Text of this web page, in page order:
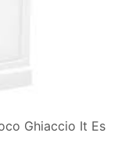
Ghiaccio It Es